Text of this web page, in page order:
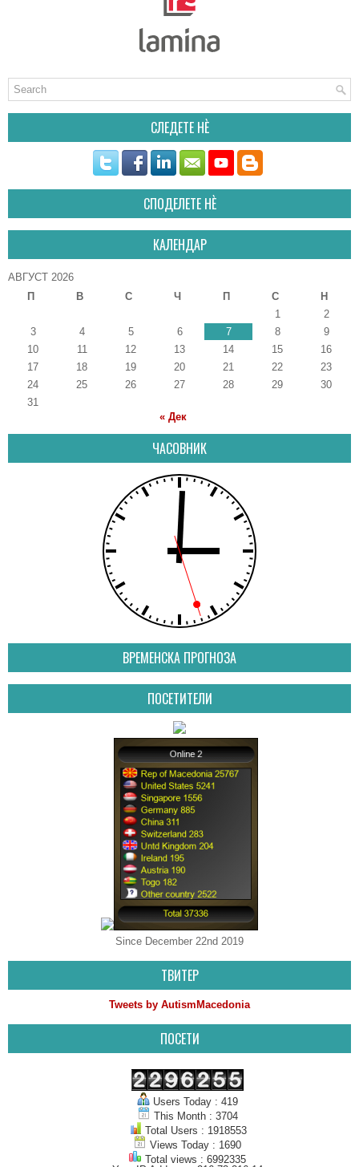
СЛЕДЕТЕ НÈ
СПОДЕЛЕТЕ НÈ
КАЛЕНДАР
АВГУСТ 2026
П
В С Ч П С
Н
1
2
3
4 5 6 7 8
9
10
11 12 13 14 15
16
17
18 19 20 21 22
23
24
25 26 27 28 29
30
31
« Дек
ЧАСОВНИК
ВРЕМЕНСКА ПРОГНОЗА
ПОСЕТИТЕЛИ
Since December 22nd 2019
ТВИТЕР
Tweets by AutismMacedonia
ПОСЕТИ
Users Today : 419
This Month : 3704
Total Users : 1918553
Views Today : 1690
Total views : 6992335